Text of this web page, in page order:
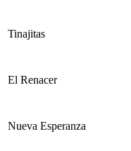
Tinajitas
El Renacer
Nueva Esperanza